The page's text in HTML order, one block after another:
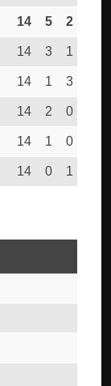
14 5 2
14 3 1
14 1 3
14 2 0
14 1 0
14 0 1